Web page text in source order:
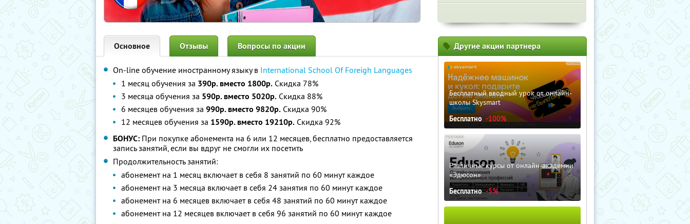
Основное Отзывы Вопросы по акции
On-line обучение иностранному языку в International School Of Foreigh Languages
1 месяц обучения за 390р. вместо 1800р. Скидка 78%
3 месяца обучения за 590р. вместо 5020р. Скидка 88%
6 месяцев обучения за 990р. вместо 9820р. Скидка 90%
12 месяцев обучения за 1590р. вместо 19210р. Скидка 92%
БОНУС: При покупке абонемента на 6 или 12 месяцев, бесплатно предоставляется
запись занятий, если вы вдруг не смогли их посетить
Продолжительность занятий:
абонемент на 1 месяц включает в себя 8 занятий по 60 минут каждое
абонемент на 3 месяца включает в себя 24 занятия по 60 минут каждое
абонемент на 6 месяцев включает в себя 48 занятий по 60 минут каждое
абонемент на 12 месяцев включает в себя 96 занятий по 60 минут каждое
Другие акции партнера
Бесплатный вводный урок от онлайн-
школы Skysmart
Бесплатно -100%
Различные курсы от онлайн-академии
«Эдюсон»
Бесплатно -5%